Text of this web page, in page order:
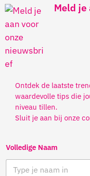
Meld je
Ontdek de laatste
waardevolle tips die
niveau tillen.
Sluit je aan bij onze
Volledige Naam